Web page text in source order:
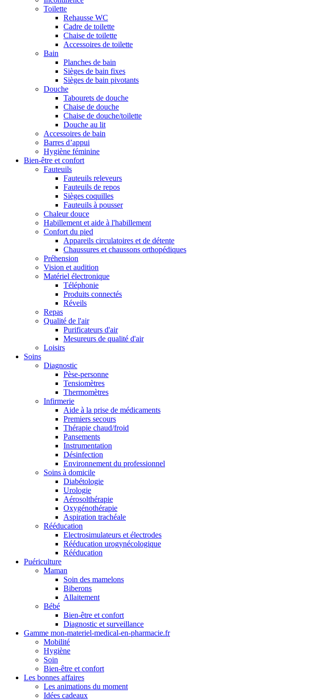
Toilette
Rehausse WC
Cadre de toilette
Chaise de toilette
Accessoires de toilette
Bain
Planches de bain
Sièges de bain fixes
Sièges de bain pivotants
Douche
Tabourets de douche
Chaise de douche
Chaise de douche/toilette
Douche au lit
Accessoires de bain
Barres d’appui
Hygiène féminine
Bien-être et confort
Fauteuils
Fauteuils releveurs
Fauteuils de repos
Sièges coquilles
Fauteuils à pousser
Chaleur douce
Habillement et aide à l'habillement
Confort du pied
Appareils circulatoires et de détente
Chaussures et chaussons orthopédiques
Préhension
Vision et audition
Matériel électronique
Téléphonie
Produits connectés
Réveils
Repas
Qualité de l'air
Purificateurs d'air
Mesureurs de qualité d'air
Loisirs
Soins
Diagnostic
Pèse-personne
Tensiomètres
Thermomètres
Infirmerie
Aide à la prise de médicaments
Premiers secours
Thérapie chaud/froid
Pansements
Instrumentation
Désinfection
Environnement du professionnel
Soins à domicile
Diabétologie
Urologie
Aérosolthérapie
Oxygénothérapie
Aspiration trachéale
Rééducation
Electrosimulateurs et électrodes
Rééducation urogynécologique
Rééducation
Puériculture
Maman
Soin des mamelons
Biberons
Allaitement
Bébé
Bien-être et confort
Diagnostic et surveillance
Gamme mon-materiel-medical-en-pharmacie.fr
Mobilité
Hygiène
Soin
Bien-être et confort
Les bonnes affaires
Les animations du moment
Idées cadeaux